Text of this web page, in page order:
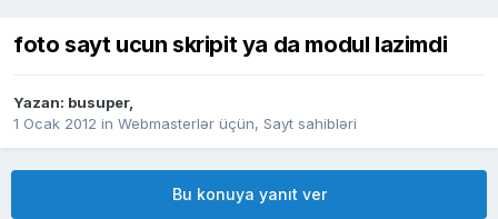
foto sayt ucun skripit ya da modul lazimdi
Yazan: busuper,
1 Ocak 2012 in Webmasterlər üçün, Sayt sahibləri
Bu konuya yanıt ver